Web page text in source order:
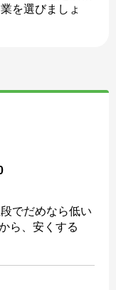
を選びましょ
でだめなら低い
ら、安くする